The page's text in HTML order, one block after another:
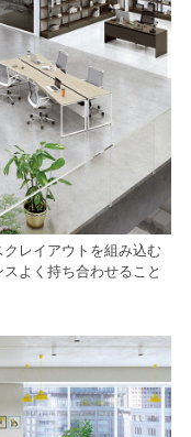
レイアウトを組み込む
よく持ち合わせること